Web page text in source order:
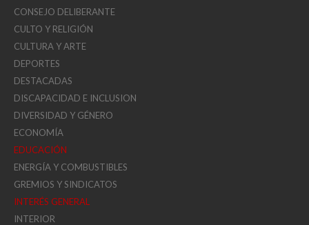
CONSEJO DELIBERANTE
CULTO Y RELIGIÓN
CULTURA Y ARTE
DEPORTES
DESTACADAS
DISCAPACIDAD E INCLUSION
DIVERSIDAD Y GÉNERO
ECONOMÍA
EDUCACIÓN
ENERGÍA Y COMBUSTIBLES
GREMIOS Y SINDICATOS
INTERÉS GENERAL
INTERIOR